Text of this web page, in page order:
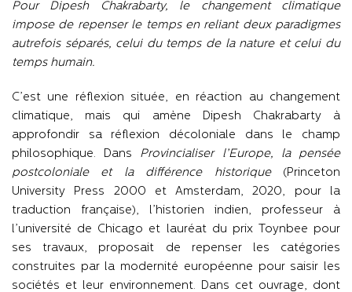
Pour Dipesh Chakrabarty, le changement climatique
impose de repenser le temps en reliant deux paradigmes
autrefois séparés, celui du temps de la nature et celui du
temps humain.
C’est une réflexion située, en réaction au changement
climatique, mais qui amène Dipesh Chakrabarty à
approfondir sa réflexion décoloniale dans le champ
philosophique. Dans Provincialiser l’Europe, la pensée
postcoloniale et la différence historique (Princeton
University Press 2000 et Amsterdam, 2020, pour la
traduction française), l’historien indien, professeur à
l’université de Chicago et lauréat du prix Toynbee pour
ses travaux, proposait de repenser les catégories
construites par la modernité européenne pour saisir les
sociétés et leur environnement. Dans cet ouvrage, dont